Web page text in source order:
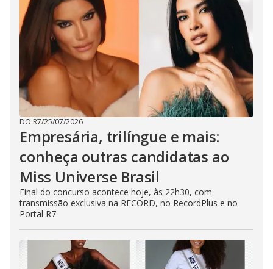
DO R7/25/07/2026
Empresária, trilíngue e mais:
conheça outras candidatas ao
Miss Universe Brasil
Final do concurso acontece hoje, às 22h30, com
transmissão exclusiva na RECORD, no RecordPlus e no
Portal R7